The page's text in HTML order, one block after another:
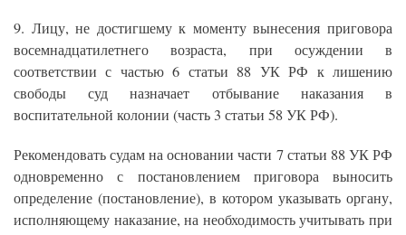
9. Лицу, не достигшему к моменту вынесения приговора
восемнадцатилетнего возраста, при осуждении в
соответствии с частью 6 статьи 88 УК РФ к лишению
свободы суд назначает отбывание наказания в
воспитательной колонии (часть 3 статьи 58 УК РФ).
Рекомендовать судам на основании части 7 статьи 88 УК РФ
одновременно с постановлением приговора выносить
определение (постановление), в котором указывать органу,
исполняющему наказание, на необходимость учитывать при